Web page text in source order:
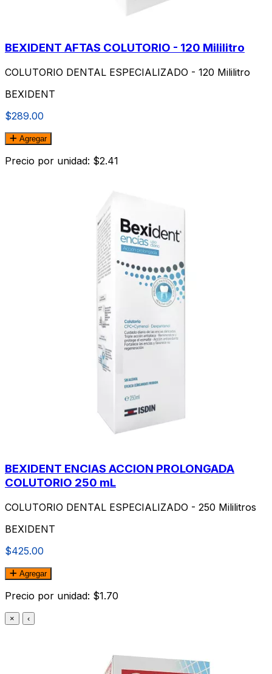
BEXIDENT AFTAS COLUTORIO - 120 Mililitro
COLUTORIO DENTAL ESPECIALIZADO - 120 Mililitro
BEXIDENT
$289.00
Agregar
Precio por unidad: $2.41
BEXIDENT ENCIAS ACCION PROLONGADA
COLUTORIO 250 mL
COLUTORIO DENTAL ESPECIALIZADO - 250 Mililitros
BEXIDENT
$425.00
Agregar
Precio por unidad: $1.70
× ‹